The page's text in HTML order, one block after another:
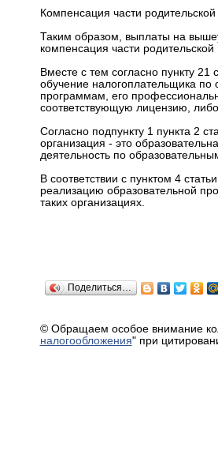
Компенсация части
Таким образом, выплаты на
компенсация части
Вместе с тем согласно пункту
обучение налогоплательщика
программам, его
соответствующую лицензию,
Согласно подпункту 1 пункта 2
организация - это
деятельность по
В соответствии с пунктом 4
реализацию образовательной
таких организациях.
Поделиться…
© Обращаем особое внимание
налогообложения" при